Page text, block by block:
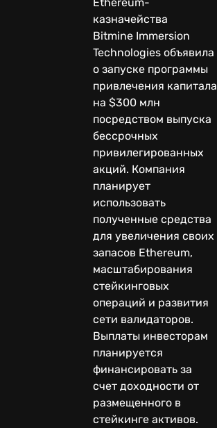
казначейства
Bitmine Immersion
Technologies объявила
о запуске программы
привлечения капитала
на $300 млн
посредством выпуска
бессрочных
привилегированных
акций. Компания
планирует
использовать
полученные средства
для увеличения своих
запасов Ethereum,
масштабирования
стейкинговых
операций и развития
сети валидаторов.
Выплаты инвесторам
планируется
финансировать за
счет доходности от
размещенного в
стейкинге активов.